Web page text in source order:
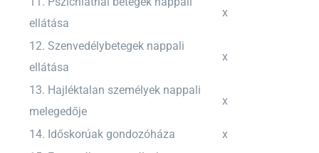
ellátása
x
12. Szenvedélybetegek nappali
ellátása
x
13. Hajléktalan személyek nappali
melegedője
x
14. Időskorúak gondozóháza
x